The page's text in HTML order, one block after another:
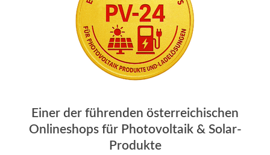
Einer der führenden österreichischen
Onlineshops für Photovoltaik & Solar-
Produkte